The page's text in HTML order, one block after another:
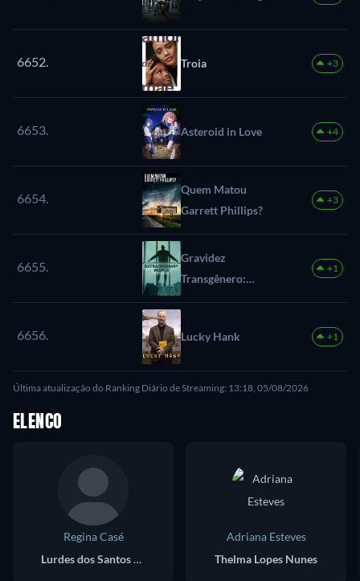
6652. Troia +3
6653. Asteroid in Love +4
6654.
Quem Matou
Garrett Phillips?
+3
6655.
Gravidez
Transgênero:
Histórias Reais
+1
6656. Lucky Hank +1
Última atualização do Ranking Diário de Streaming: 13:18, 05/08/2026
ELENCO
Regina Casé
Lurdes dos Santos Silva
Adriana Esteves
Thelma Lopes Nunes